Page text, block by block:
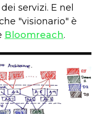
servizi. E nel
"visionario" è
Bloomreach.